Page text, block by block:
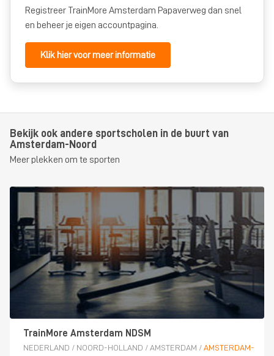
Registreer TrainMore Amsterdam Papaverweg dan snel
en beheer je eigen accountpagina.
Klik hier voor meer informatie
Bekijk ook andere sportscholen in de buurt van
Amsterdam-Noord
Meer plekken om te sporten
TrainMore Amsterdam NDSM
NEDERLAND / NOORD-HOLLAND / AMSTERDAM / AMSTERDAM-